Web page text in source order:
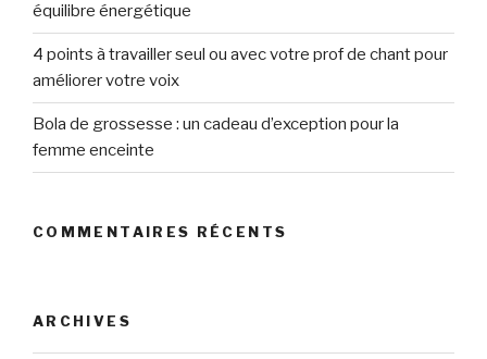
équilibre énergétique
4 points à travailler seul ou avec votre prof de chant pour
améliorer votre voix
Bola de grossesse : un cadeau d’exception pour la
femme enceinte
COMMENTAIRES RÉCENTS
ARCHIVES